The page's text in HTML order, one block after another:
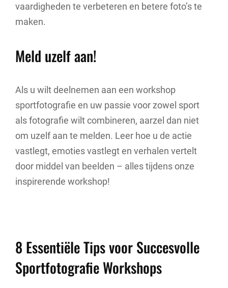
vaardigheden te verbeteren en betere foto’s te
maken.
Meld uzelf aan!
Als u wilt deelnemen aan een workshop
sportfotografie en uw passie voor zowel sport
als fotografie wilt combineren, aarzel dan niet
om uzelf aan te melden. Leer hoe u de actie
vastlegt, emoties vastlegt en verhalen vertelt
door middel van beelden – alles tijdens onze
inspirerende workshop!
8 Essentiële Tips voor Succesvolle
Sportfotografie Workshops